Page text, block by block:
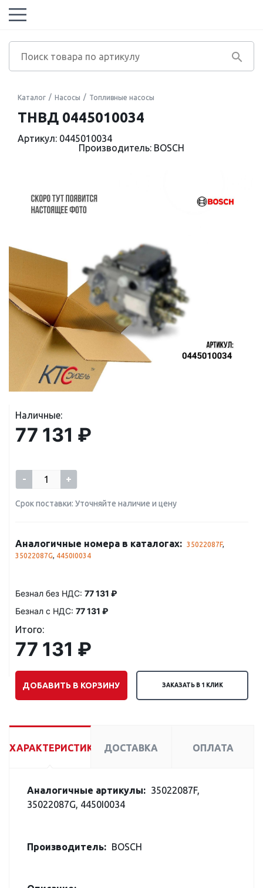
Каталог Насосы Топливные насосы
ТНВД 0445010034
Артикул: 0445010034
Производитель: BOSCH
Наличные:
77 131 ₽
- +
Срок поставки: Уточняйте наличие и цену
Аналогичные номера в каталогах: 35022087F,
35022087G, 4450I0034
Безнал без НДС: 77 131 ₽
Безнал с НДС: 77 131 ₽
Итого:
77 131 ₽
ДОБАВИТЬ В КОРЗИНУ ЗАКАЗАТЬ В 1 КЛИК
ХАРАКТЕРИСТИКИ ДОСТАВКА ОПЛАТА
Аналогичные артикулы: 35022087F,
35022087G, 4450I0034
Производитель: BOSCH